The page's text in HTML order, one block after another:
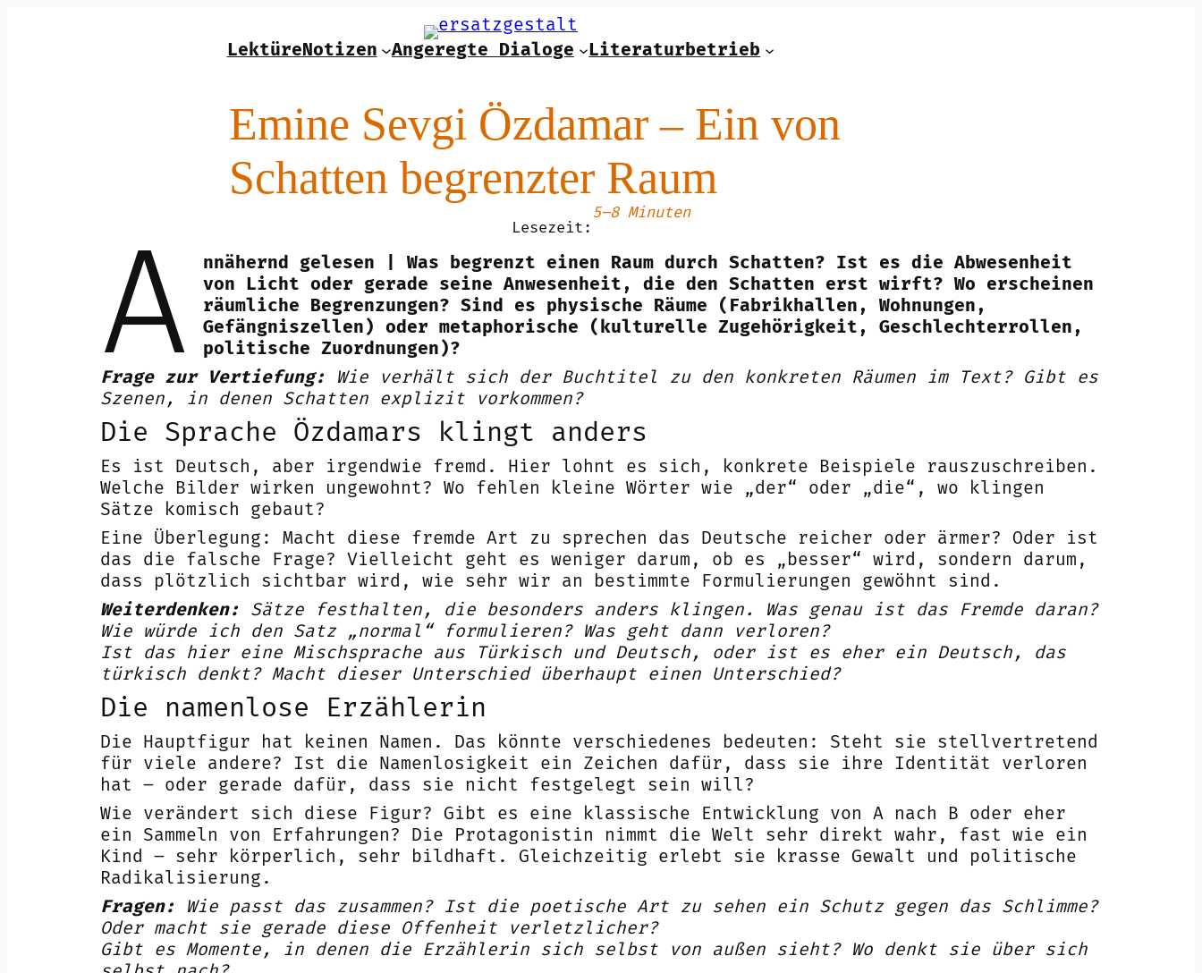
LektüreNotizen Angeregte Dialoge Literaturbetrieb
Emine Sevgi Özdamar – Ein von
Schatten begrenzter Raum
Lesezeit:
5–8 Minuten
A
nnähernd gelesen | Was begrenzt einen Raum durch Schatten? Ist es die Abwesenheit
von Licht oder gerade seine Anwesenheit, die den Schatten erst wirft? Wo erscheinen
räumliche Begrenzungen? Sind es physische Räume (Fabrikhallen, Wohnungen,
Gefängniszellen) oder metaphorische (kulturelle Zugehörigkeit, Geschlechterrollen,
politische Zuordnungen)?
Frage zur Vertiefung: Wie verhält sich der Buchtitel zu den konkreten Räumen im Text? Gibt es
Szenen, in denen Schatten explizit vorkommen?
Die Sprache Özdamars klingt anders
Es ist Deutsch, aber irgendwie fremd. Hier lohnt es sich, konkrete Beispiele rauszuschreiben.
Welche Bilder wirken ungewohnt? Wo fehlen kleine Wörter wie „der“ oder „die“, wo klingen
Sätze komisch gebaut?
Eine Überlegung: Macht diese fremde Art zu sprechen das Deutsche reicher oder ärmer? Oder ist
das die falsche Frage? Vielleicht geht es weniger darum, ob es „besser“ wird, sondern darum,
dass plötzlich sichtbar wird, wie sehr wir an bestimmte Formulierungen gewöhnt sind.
Weiterdenken: Sätze festhalten, die besonders anders klingen. Was genau ist das Fremde daran?
Wie würde ich den Satz „normal“ formulieren? Was geht dann verloren?
Ist das hier eine Mischsprache aus Türkisch und Deutsch, oder ist es eher ein Deutsch, das
türkisch denkt? Macht dieser Unterschied überhaupt einen Unterschied?
Die namenlose Erzählerin
Die Hauptfigur hat keinen Namen. Das könnte verschiedenes bedeuten: Steht sie stellvertretend
für viele andere? Ist die Namenlosigkeit ein Zeichen dafür, dass sie ihre Identität verloren
hat – oder gerade dafür, dass sie nicht festgelegt sein will?
Wie verändert sich diese Figur? Gibt es eine klassische Entwicklung von A nach B oder eher
ein Sammeln von Erfahrungen? Die Protagonistin nimmt die Welt sehr direkt wahr, fast wie ein
Kind – sehr körperlich, sehr bildhaft. Gleichzeitig erlebt sie krasse Gewalt und politische
Radikalisierung.
Fragen: Wie passt das zusammen? Ist die poetische Art zu sehen ein Schutz gegen das Schlimme?
Oder macht sie gerade diese Offenheit verletzlicher?
Gibt es Momente, in denen die Erzählerin sich selbst von außen sieht? Wo denkt sie über sich